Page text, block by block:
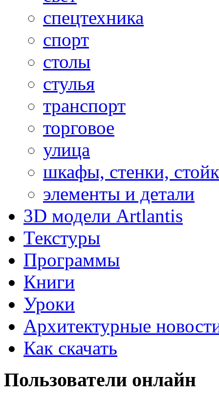
спецтехника
спорт
столы
стулья
транспорт
торговое
улица
шкафы, стенки,
элементы и детали
3D модели Artlantis
Текстуры
Программы
Книги
Уроки
Архитектурные
Как скачать
Пользователи онлайн